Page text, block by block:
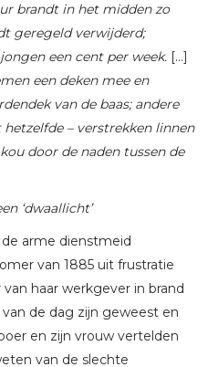
brandt in het midden zo
geregeld verwijderd;
een cent per week. […]
een deken mee en
van de baas; andere
– verstrekken linnen
door de naden tussen de
‘dwaallicht’
arme dienstmeid
van 1885 uit frustratie
haar werkgever in brand
de dag zijn geweest en
en zijn vrouw vertelden
van de slechte